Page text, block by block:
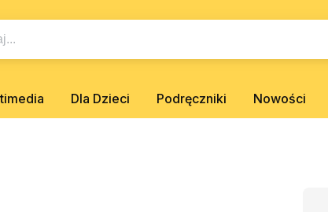
Dla Dzieci Podręczniki Nowości